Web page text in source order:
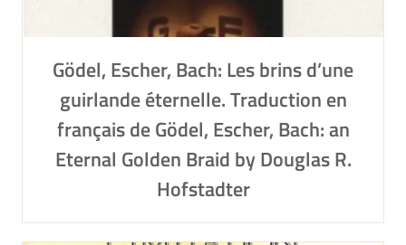
Gödel, Escher, Bach: Les brins d’une
guirlande éternelle. Traduction en
français de Gödel, Escher, Bach: an
Eternal Golden Braid by Douglas R.
Hofstadter